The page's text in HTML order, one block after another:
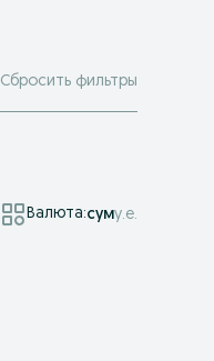
Сбросить фильтры
Валюта:суму.е.